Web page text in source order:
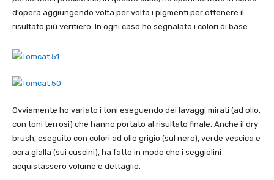
d’opera aggiungendo volta per volta i pigmenti per ottenere il
risultato più veritiero. In ogni caso ho segnalato i colori di base.
Ovviamente ho variato i toni eseguendo dei lavaggi mirati (ad olio,
con toni terrosi) che hanno portato al risultato finale. Anche il dry
brush, eseguito con colori ad olio grigio (sul nero), verde vescica e
ocra gialla (sui cuscini), ha fatto in modo che i seggiolini
acquistassero volume e dettaglio.